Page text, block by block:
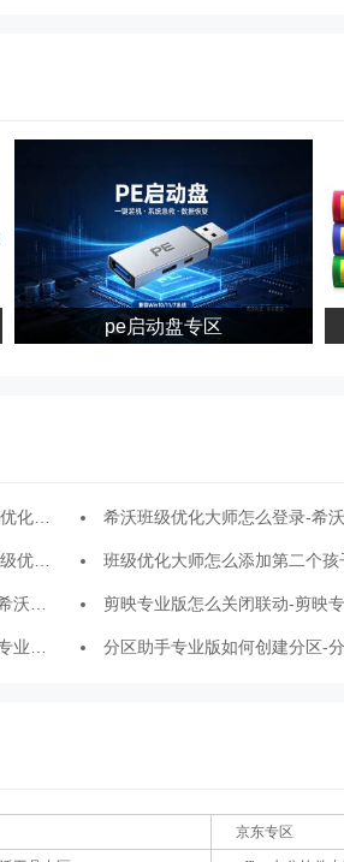
pe启动盘专区
教程 希沃班级优化大师怎么登录-希沃班级优化大师
方法 班级优化大师怎么添加第二个孩子?班级优化大师添加
方法 剪映专业版怎么关闭联动-剪映专业版关闭联
方法 分区助手专业版如何创建分区-分区助手专业版创建
京东专区